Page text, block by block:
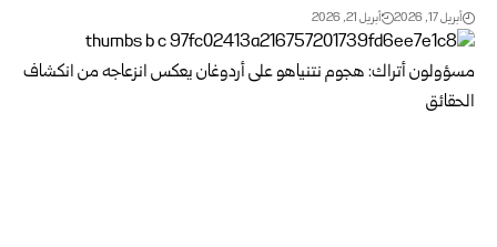
أبريل 17, 2026 أبريل 21, 2026